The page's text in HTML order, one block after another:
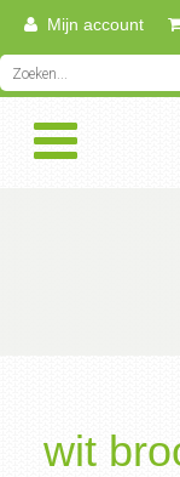
Mijn account
wit